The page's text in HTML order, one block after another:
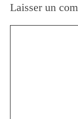
Laisser un